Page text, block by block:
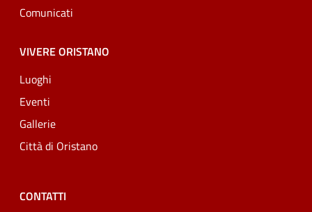
Comunicati
VIVERE ORISTANO
Luoghi
Eventi
Gallerie
Città di Oristano
CONTATTI